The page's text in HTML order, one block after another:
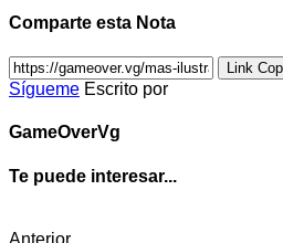
Comparte esta Nota
Link
Sígueme Escrito por
GameOverVg
Te puede interesar...
Anterior